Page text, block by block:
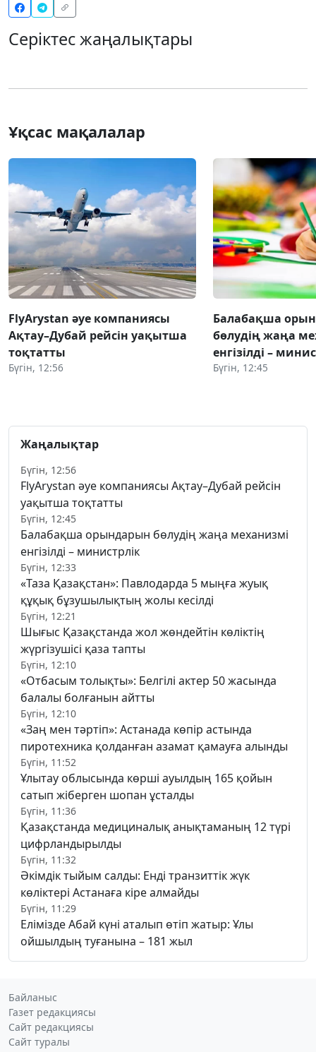
Серіктес жаңалықтары
Ұқсас мақалалар
FlyArystan әуе компаниясы
Ақтау–Дубай рейсін уақытша
тоқтатты
Бүгін, 12:56
Балабақша
бөлудің жаңа
енгізілді –
Бүгін, 12:45
Жаңалықтар
Бүгін, 12:56
FlyArystan әуе компаниясы Ақтау–Дубай рейсін
уақытша тоқтатты
Бүгін, 12:45
Балабақша орындарын бөлудің жаңа механизмі
енгізілді – министрлік
Бүгін, 12:33
«Таза Қазақстан»: Павлодарда 5 мыңға жуық
құқық бұзушылықтың жолы кесілді
Бүгін, 12:21
Шығыс Қазақстанда жол жөндейтін көліктің
жүргізушісі қаза тапты
Бүгін, 12:10
«Отбасым толықты»: Белгілі актер 50 жасында
балалы болғанын айтты
Бүгін, 12:10
«Заң мен тәртіп»: Астанада көпір астында
пиротехника қолданған азамат қамауға алынды
Бүгін, 11:52
Ұлытау облысында көрші ауылдың 165 қойын
сатып жіберген шопан ұсталды
Бүгін, 11:36
Қазақстанда медициналық анықтаманың 12 түрі
цифрландырылды
Бүгін, 11:32
Әкімдік тыйым салды: Енді транзиттік жүк
көліктері Астанаға кіре алмайды
Бүгін, 11:29
Елімізде Абай күні аталып өтіп жатыр: Ұлы
ойшылдың туғанына – 181 жыл
Байланыс
Газет редакциясы
Сайт редакциясы
Сайт туралы